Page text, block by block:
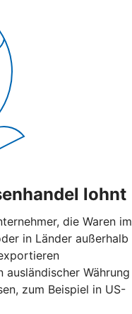
lohnt
die Waren im
in Länder außerhalb
ausländischer Währung
zum Beispiel in US-